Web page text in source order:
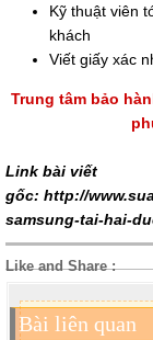
Kỹ thuật viên
khách
Viết giấy xác
Trung tâm bảo
Link bài viết
gốc: http://
samsung-tai-hai-
Like and Share :
Bài liên quan